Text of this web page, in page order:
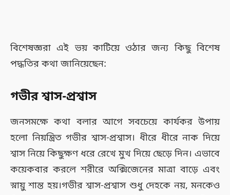
বিশেষজ্ঞরা এই ভয় কাটিয়ে ওঠার জন্য কিছু বিশেষ
পদ্ধতির কথা জানিয়েছেন:
গভীর শ্বাস-প্রশ্বাস
জনসমক্ষে কথা বলার আগে সবচেয়ে কার্যকর উপায়
হলো নিয়ন্ত্রিত গভীর শ্বাস-প্রশ্বাস। ধীরে ধীরে নাক দিয়ে
শ্বাস নিয়ে কিছুক্ষণ ধরে রেখে মুখ দিয়ে ছেড়ে দিন। এভাবে
কয়েকবার করলে শরীরে অক্সিজেনের মাত্রা বাড়ে এবং
স্নায়ু শান্ত হয়।গভীর শ্বাস-প্রশ্বাস শুধু দেহকে নয়, মনকেও